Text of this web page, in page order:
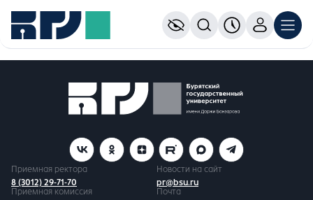
Приемная ректора
8 (3012) 29-71-70
Новости на сайт
pr@bsu.ru
Приемная комиссия
Почта